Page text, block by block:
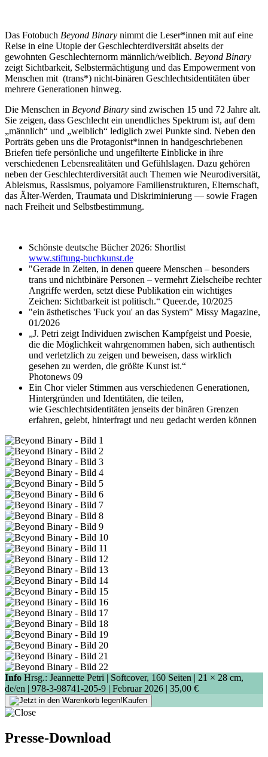
Das Fotobuch Beyond Binary nimmt die Leser*innen mit auf eine
Reise in eine Utopie der Geschlechterdiversität abseits der
gewohnten Geschlechternorm männlich/weiblich. Beyond Binary
zeigt Sichtbarkeit, Selbstermächtigung und das Empowerment von
Menschen mit (trans*) nicht-binären Geschlechtsidentitäten über
mehrere Generationen hinweg.
Die Menschen in Beyond Binary sind zwischen 15 und 72 Jahre alt.
Sie zeigen, dass Geschlecht ein unendliches Spektrum ist, auf dem
„männlich“ und „weiblich“ lediglich zwei Punkte sind. Neben den
Porträts geben uns die Protagonist*innen in handgeschriebenen
Briefen tiefe persönliche und ungefilterte Einblicke in ihre
verschiedenen Lebensrealitäten und Gefühlslagen. Dazu gehören
neben der Geschlechterdiversität auch Themen wie Neurodiversität,
Ableismus, Rassismus, polyamore Familienstrukturen, Elternschaft,
das Älter-Werden, Traumata und Diskriminierung — sowie Fragen
nach Freiheit und Selbstbestimmung.
Schönste deutsche Bücher 2026: Shortlist
www.stiftung-buchkunst.de
"Gerade in Zeiten, in denen queere Menschen – besonders
trans und nichtbinäre Personen – vermehrt Zielscheibe rechter
Angriffe werden, setzt diese Publikation ein wichtiges
Zeichen: Sichtbarkeit ist politisch.“ Queer.de, 10/2025
"ein ästhetisches 'Fuck you' an das System" Missy Magazine,
01/2026
„J. Petri zeigt Individuen zwischen Kampfgeist und Poesie,
die die Möglichkeit wahrgenommen haben, sich authentisch
und verletzlich zu zeigen und beweisen, dass wirklich
gesehen zu werden, die größte Kunst ist.“
Photonews 09
Ein Chor vieler Stimmen aus verschiedenen Generationen,
Hintergründen und Identitäten, die teilen,
wie Geschlechtsidentitäten jenseits der binären Grenzen
erfahren, gelebt, hinterfragt und neu gedacht werden können
Info Hrsg.: Jeannette Petri | Softcover, 160 Seiten | 21 × 28 cm,
de/en | 978-3-98741-205-9 | Februar 2026 | 35,00 €
Kaufen
Presse-Download